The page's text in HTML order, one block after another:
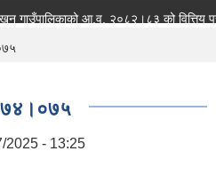
आ.व. २०८२।८३ को वित्तिय
2025 - 13:25